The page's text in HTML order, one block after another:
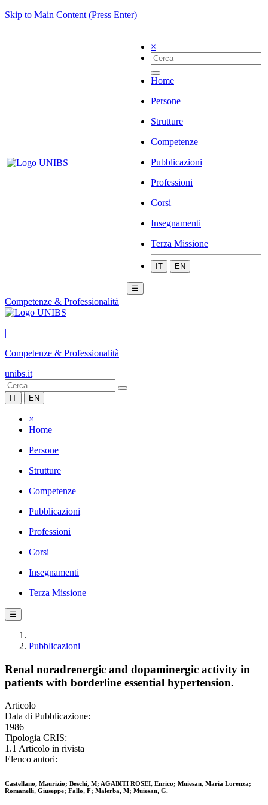
Skip to Main Content (Press Enter)
×
Home
Persone
Strutture
Competenze
Pubblicazioni
Professioni
Corsi
Insegnamenti
Terza Missione
IT EN
☰
Competenze & Professionalità
|
Competenze & Professionalità
unibs.it
IT EN
×
Home
Persone
Strutture
Competenze
Pubblicazioni
Professioni
Corsi
Insegnamenti
Terza Missione
☰
Pubblicazioni
Renal noradrenergic and dopaminergic activity in
patients with borderline essential hypertension.
Articolo
Data di Pubblicazione:
1986
Tipologia CRIS:
1.1 Articolo in rivista
Elenco autori:
Castellano, Maurizio; Beschi, M; AGABITI ROSEI, Enrico; Muiesan, Maria Lorenza;
Romanelli, Giuseppe; Fallo, F; Malerba, M; Muiesan, G.